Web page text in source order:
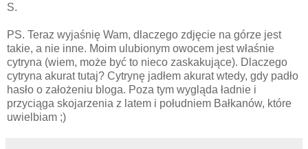
S.
PS. Teraz wyjaśnię Wam, dlaczego zdjęcie na górze jest
takie, a nie inne. Moim ulubionym owocem jest właśnie
cytryna (wiem, może być to nieco zaskakujące). Dlaczego
cytryna akurat tutaj? Cytrynę jadłem akurat wtedy, gdy padło
hasło o założeniu bloga. Poza tym wygląda ładnie i
przyciąga skojarzenia z latem i południem Bałkanów, które
uwielbiam ;)